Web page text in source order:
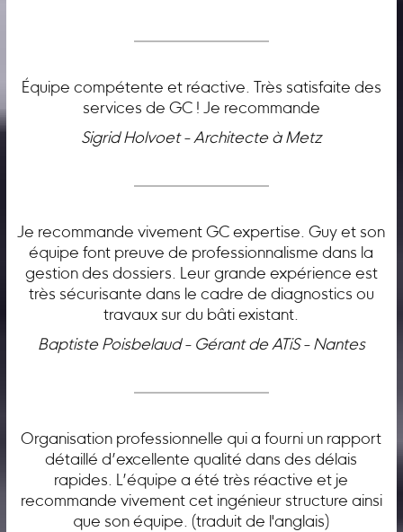
Équipe compétente et réactive. Très satisfaite des
services de GC ! Je recommande
Sigrid Holvoet - Architecte à Metz
Je recommande vivement GC expertise. Guy et son
équipe font preuve de professionnalisme dans la
gestion des dossiers. Leur grande expérience est
très sécurisante dans le cadre de diagnostics ou
travaux sur du bâti existant.
Baptiste Poisbelaud - Gérant de ATiS - Nantes
Organisation professionnelle qui a fourni un rapport
détaillé d’excellente qualité dans des délais
rapides. L’équipe a été très réactive et je
recommande vivement cet ingénieur structure ainsi
que son équipe. (traduit de l'anglais)